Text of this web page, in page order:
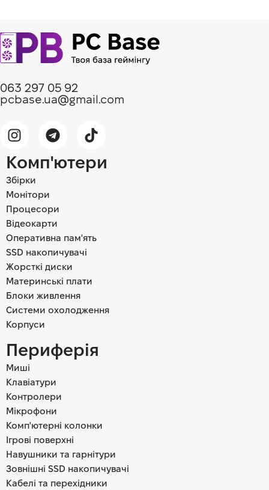
063 297 05 92
pcbase.ua@gmail.com
Комп'ютери
Збірки
Монітори
Процесори
Відеокарти
Оперативна пам'ять
SSD накопичувачі
Жорсткі диски
Материнські плати
Блоки живлення
Системи охолодження
Корпуси
Периферія
Миші
Клавіатури
Контролери
Мікрофони
Комп'ютерні колонки
Ігрові поверхні
Навушники та гарнітури
Зовнішні SSD накопичувачі
Кабелі та перехідники